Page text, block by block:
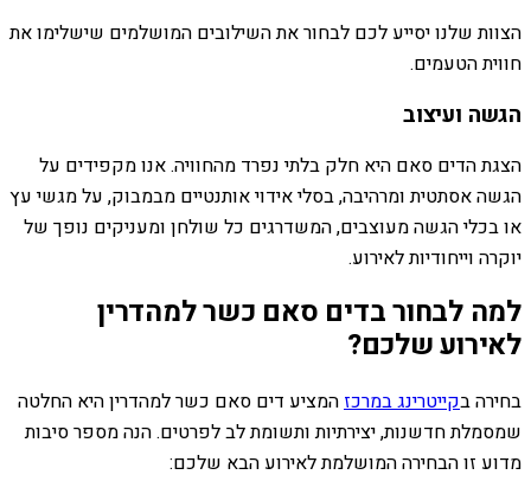
הצוות שלנו יסייע לכם לבחור את השילובים המושלמים שישלימו את
חווית הטעמים.
הגשה ועיצוב
הצגת הדים סאם היא חלק בלתי נפרד מהחוויה. אנו מקפידים על
הגשה אסתטית ומרהיבה, בסלי אידוי אותנטיים מבמבוק, על מגשי עץ
או בכלי הגשה מעוצבים, המשדרגים כל שולחן ומעניקים נופך של
יוקרה וייחודיות לאירוע.
למה לבחור בדים סאם כשר למהדרין
לאירוע שלכם?
בחירה בקייטרינג במרכזהמציע דים סאם כשר למהדרין היא החלטה
שמסמלת חדשנות, יצירתיות ותשומת לב לפרטים. הנה מספר סיבות
מדוע זו הבחירה המושלמת לאירוע הבא שלכם: